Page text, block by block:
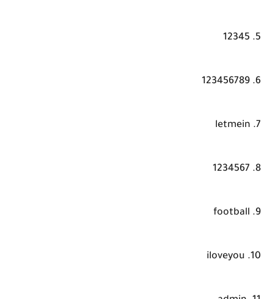
5. 12345
6. 123456789
7. letmein
8. 1234567
9. football
10. iloveyou